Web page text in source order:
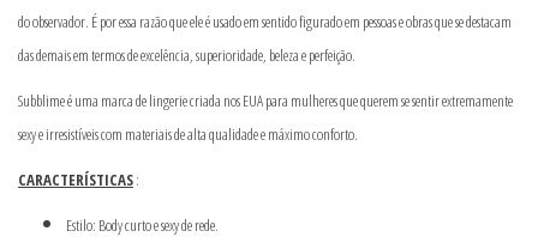
do observador. É por essa razão que ele é usado em sentido figurado em pessoas e obras que se destacam
das demais em termos de excelência, superioridade, beleza e perfeição.
Subblime é uma marca de lingerie criada nos EUA para mulheres que querem se sentir extremamente
sexy e irresistíveis com materiais de alta qualidade e máximo conforto.
CARACTERÍSTICAS:
Estilo: Body curto e sexy de rede.